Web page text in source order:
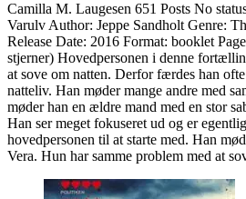
Camilla M. Laugesen 651 Posts No
Varulv Author: Jeppe Sandholt Genre:
Release Date: 2016 Format: booklet
stjerner) Hovedpersonen i denne
at sove om natten. Derfor færdes han
natteliv. Han møder mange andre med
møder han en ældre mand med en stor
Han ser meget fokuseret ud og er
hovedpersonen til at starte med. Han
Vera. Hun har samme problem med at